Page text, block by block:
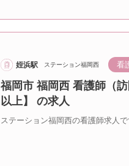
姪浜駅 ステーション福岡西 看
福岡市 福岡西 看護師（
以上】 の求人
ステーション福岡西の看護師求人で